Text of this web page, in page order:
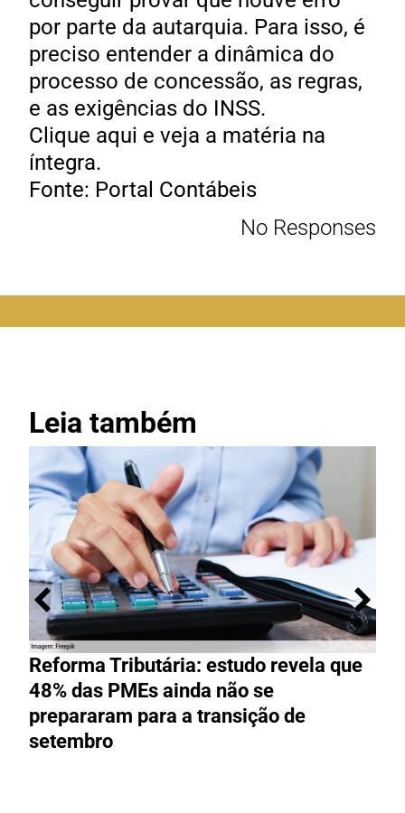
por parte da autarquia. Para isso, é
preciso entender a dinâmica do
processo de concessão, as regras,
e as exigências do INSS.
Clique aqui e veja a matéria na
íntegra.
Fonte: Portal Contábeis
No Responses
Leia também
Reforma Tributária: estudo revela que
48% das PMEs ainda não se
prepararam para a transição de
setembro